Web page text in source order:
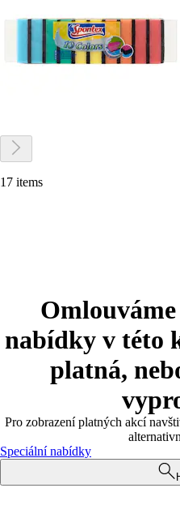
17 items
nabídky v této
platná,
Pro zobrazení platných akcí
Speciální nabídky